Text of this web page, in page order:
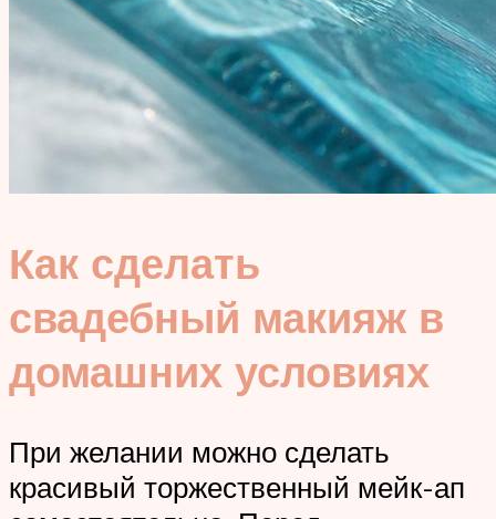
Как сделать
свадебный макияж в
домашних условиях
При желании можно сделать
красивый торжественный мейк-ап